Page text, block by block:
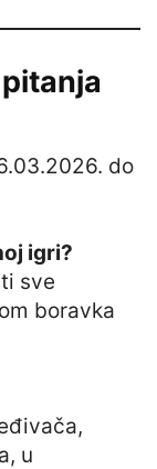
do
igri?
sve
boravka
u